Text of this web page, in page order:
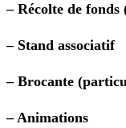
– Récolte de
– Stand associatif
– Brocante
– Animations